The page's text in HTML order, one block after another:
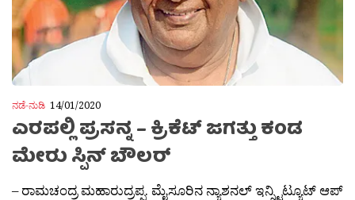
ನಡೆ-ನುಡಿ 14/01/2020
ಎರಪಲ್ಲಿ ಪ್ರಸನ್ನ – ಕ್ರಿಕೆಟ್ ಜಗತ್ತು ಕಂಡ
ಮೇರು ಸ್ಪಿನ್ ಬೌಲರ್
– ರಾಮಚಂದ್ರ ಮಹಾರುದ್ರಪ್ಪ. ಮೈಸೂರಿನ ನ್ಯಾಶನಲ್ ಇನ್ಸ್ಟಿಟ್ಯೂಟ್ ಆಪ್